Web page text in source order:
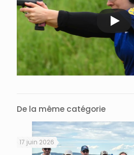
De la même catégorie
17 juin 2026